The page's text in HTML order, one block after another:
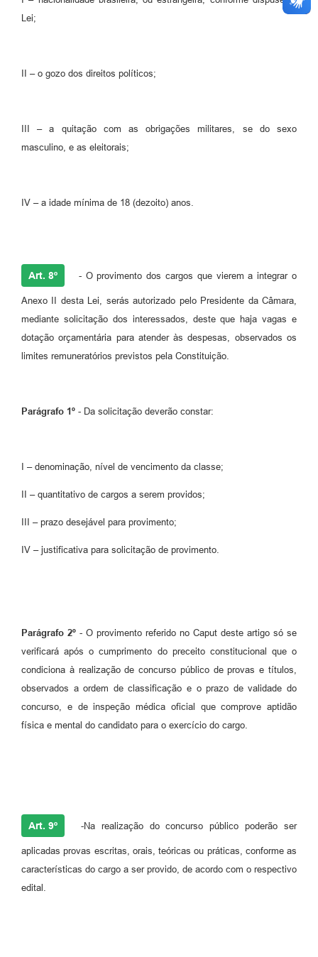
Lei;
II – o gozo dos direitos políticos;
III – a quitação com as obrigações militares, se do sexo
masculino, e as eleitorais;
IV – a idade mínima de 18 (dezoito) anos.
Art. 8º - O provimento dos cargos que vierem a integrar o
Anexo II desta Lei, serás autorizado pelo Presidente da Câmara,
mediante solicitação dos interessados, deste que haja vagas e
dotação orçamentária para atender às despesas, observados os
limites remuneratórios previstos pela Constituição.
Parágrafo 1º - Da solicitação deverão constar:
I – denominação, nível de vencimento da classe;
II – quantitativo de cargos a serem providos;
III – prazo desejável para provimento;
IV – justificativa para solicitação de provimento.
Parágrafo 2º - O provimento referido no Caput deste artigo só se
verificará após o cumprimento do preceito constitucional que o
condiciona à realização de concurso público de provas e títulos,
observados a ordem de classificação e o prazo de validade do
concurso, e de inspeção médica oficial que comprove aptidão
física e mental do candidato para o exercício do cargo.
Art. 9º -Na realização do concurso público poderão ser
aplicadas provas escritas, orais, teóricas ou práticas, conforme as
características do cargo a ser provido, de acordo com o respectivo
edital.